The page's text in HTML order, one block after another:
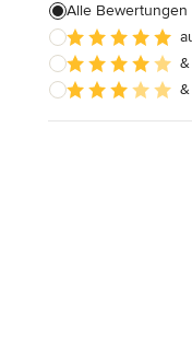
Alle anzeigen
Alle Bewertungen